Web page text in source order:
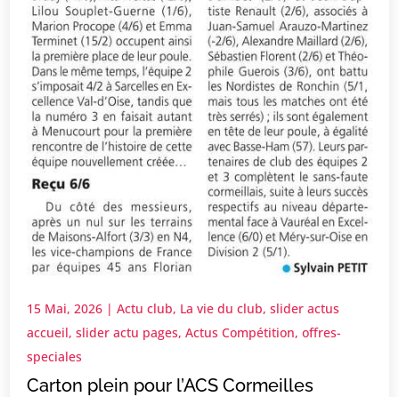
Carton plein pour l’ACS Cormeilles
15 Mai, 2026 |Actu club, La vie du club,slider actus
accueil,slider actu pages,Actus Compétition,offres-
speciales